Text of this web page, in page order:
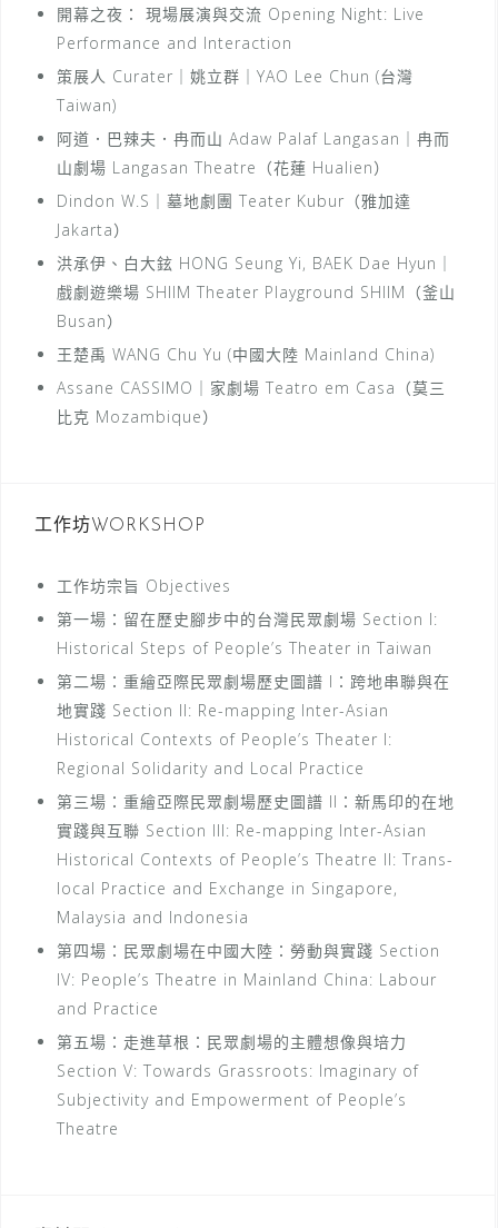
開幕之夜： 現場展演與交流 Opening Night: Live
Performance and Interaction
策展人 Curater｜姚立群｜YAO Lee Chun (台灣
Taiwan)
阿道．巴辣夫．冉而山 Adaw Palaf Langasan｜冉而
山劇場 Langasan Theatre（花蓮 Hualien）
Dindon W.S｜墓地劇團 Teater Kubur（雅加達
Jakarta）
洪承伊、白大鉉 HONG Seung Yi, BAEK Dae Hyun｜
戲劇遊樂場 SHIIM Theater Playground SHIIM（釜山
Busan）
王楚禹 WANG Chu Yu (中國大陸 Mainland China)
Assane CASSIMO｜家劇場 Teatro em Casa（莫三
比克 Mozambique）
工作坊WORKSHOP
工作坊宗旨 Objectives
第一場：留在歷史腳步中的台灣民眾劇場 Section I:
Historical Steps of People’s Theater in Taiwan
第二場：重繪亞際民眾劇場歷史圖譜 I：跨地串聯與在
地實踐 Section II: Re-mapping Inter-Asian
Historical Contexts of People’s Theater I:
Regional Solidarity and Local Practice
第三場：重繪亞際民眾劇場歷史圖譜 II：新馬印的在地
實踐與互聯 Section III: Re-mapping Inter-Asian
Historical Contexts of People’s Theatre II: Trans-
local Practice and Exchange in Singapore,
Malaysia and Indonesia
第四場：民眾劇場在中國大陸：勞動與實踐 Section
IV: People’s Theatre in Mainland China: Labour
and Practice
第五場：走進草根：民眾劇場的主體想像與培力
Section V: Towards Grassroots: Imaginary of
Subjectivity and Empowerment of People’s
Theatre